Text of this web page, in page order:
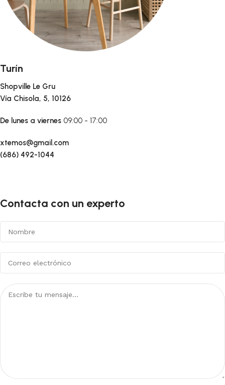
Turín
Shopville Le Gru
Vía Chisola, 5, 10126
De lunes a viernes 09:00 - 17:00
xtemos@gmail.com
(686) 492-1044
Contacta con un experto